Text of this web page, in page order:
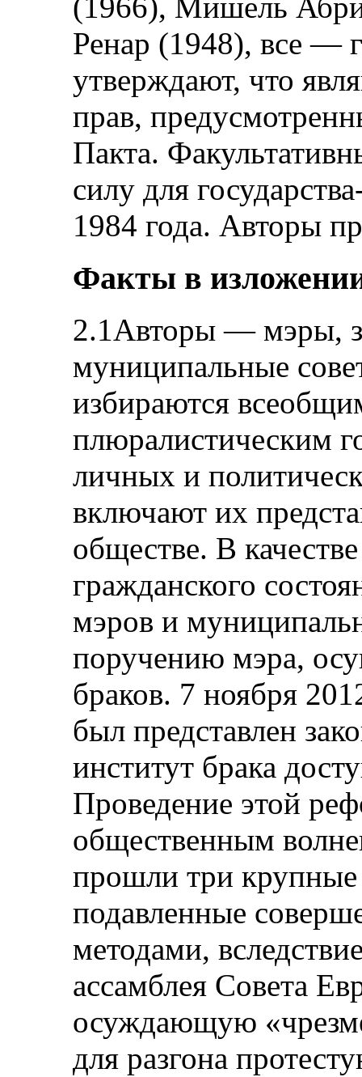
Ренар (1948), все —
утверждают, что
прав,
Пакта.
силу для
1984 года. Авторы
Факты в
2.1Авторы — мэры,
муниципальные
избираются
плюралистическим
личных и
включают их
обществе. В
гражданского
мэров и
поручению мэра,
браков. 7 ноября
был представлен
институт брака
Проведение этой
общественным
прошли три крупные
подавленные
методами,
ассамблея Совета
осуждающую
для разгона